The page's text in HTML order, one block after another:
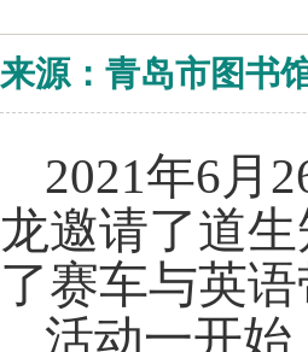
来源：青岛市图
2021年6月
龙邀请了道
了赛车与英
活动一开